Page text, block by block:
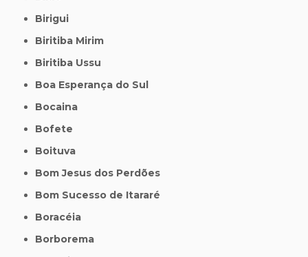
Birigui
Biritiba Mirim
Biritiba Ussu
Boa Esperança do Sul
Bocaina
Bofete
Boituva
Bom Jesus dos Perdões
Bom Sucesso de Itararé
Boracéia
Borborema